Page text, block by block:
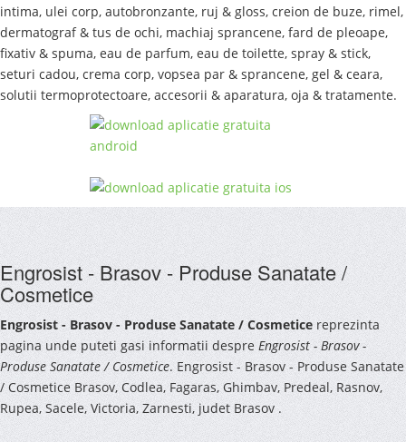
intima, ulei corp, autobronzante, ruj & gloss, creion de buze, rimel,
dermatograf & tus de ochi, machiaj sprancene, fard de pleoape,
fixativ & spuma, eau de parfum, eau de toilette, spray & stick,
seturi cadou, crema corp, vopsea par & sprancene, gel & ceara,
solutii termoprotectoare, accesorii & aparatura, oja & tratamente.
Engrosist - Brasov - Produse Sanatate /
Cosmetice
Engrosist - Brasov - Produse Sanatate / Cosmeticereprezinta
pagina unde puteti gasi informatii despreEngrosist - Brasov -
Produse Sanatate / Cosmetice. Engrosist - Brasov - Produse Sanatate
/ Cosmetice Brasov, Codlea, Fagaras, Ghimbav, Predeal, Rasnov,
Rupea, Sacele, Victoria, Zarnesti, judet Brasov .